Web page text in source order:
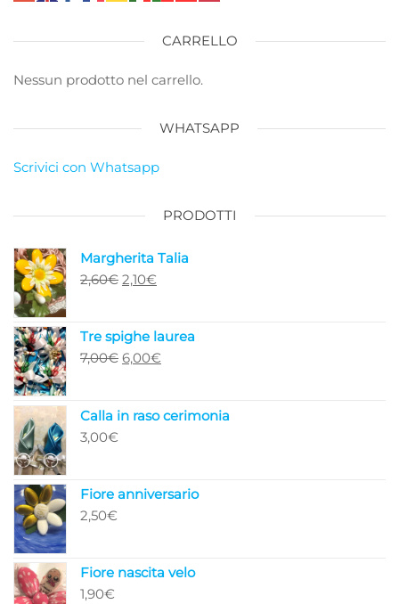
CARRELLO
Nessun prodotto nel carrello.
WHATSAPP
Scrivici con Whatsapp
PRODOTTI
Margherita Talia
2,60€ Il
era:
2,60€.
2,10€
è:
2,10€.
Tre spighe laurea
7,00€ Il
era:
6,00€
è:
Calla in raso cerimonia
3,00€
Fiore anniversario
2,50€
Fiore nascita velo
1,90€